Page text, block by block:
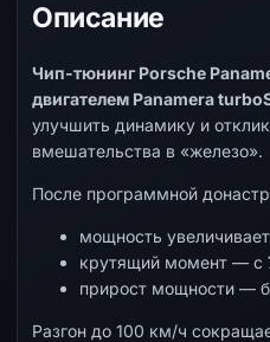
Описание
Чип-тюнинг Porsche
двигателем Panamera
улучшить динамику и
вмешательства в «железо».
После программной
мощность
крутящий момент — с
прирост мощности —
Разгон до 100 км/ч